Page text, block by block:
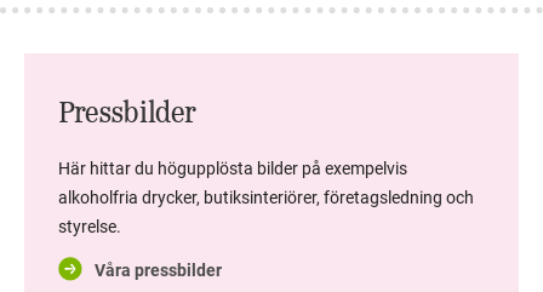
Pressbilder
Här hittar du högupplösta bilder på exempelvis
alkoholfria drycker, butiksinteriörer, företagsledning och
styrelse.
Våra pressbilder